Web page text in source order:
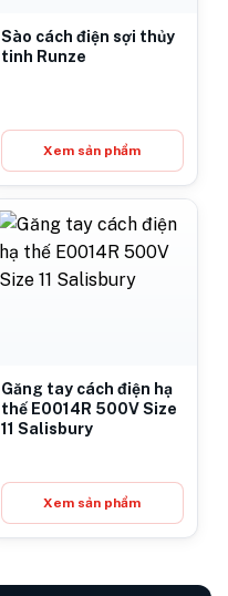
Sào cách điện sợi thủy
tinh Runze
Xem sản phẩm
Găng tay cách điện hạ
thế E0014R 500V Size
11 Salisbury
Xem sản phẩm